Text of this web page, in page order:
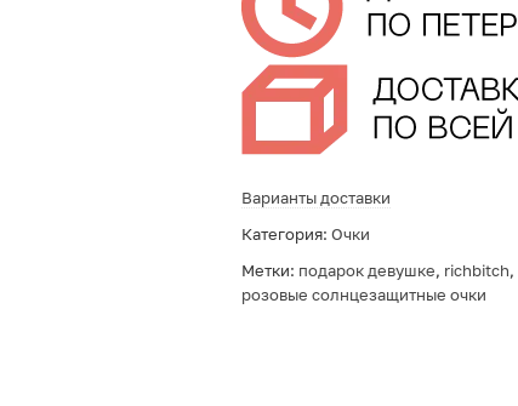
Варианты доставки
Категория: Очки
Метки: подарок девушке, richbitch,
розовые солнцезащитные очки